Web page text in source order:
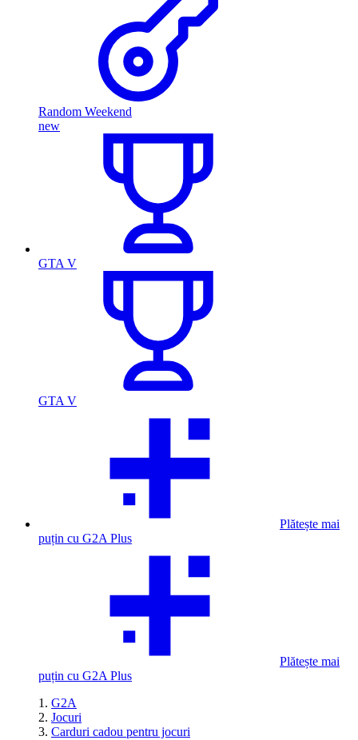
Random Weekend
new
GTA V
GTA V
Plătește mai
puțin cu G2A Plus
Plătește mai
puțin cu G2A Plus
G2A
Jocuri
Carduri cadou pentru jocuri